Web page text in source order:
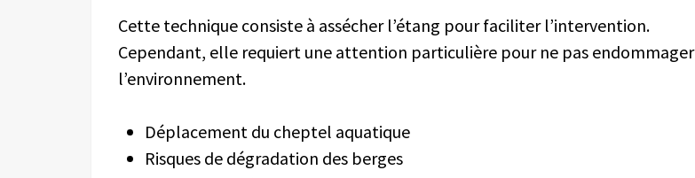
Cette technique consiste à assécher l’étang pour faciliter l’intervention.
Cependant, elle requiert une attention particulière pour ne pas endommager
l’environnement.
Déplacement du cheptel aquatique
Risques de dégradation des berges